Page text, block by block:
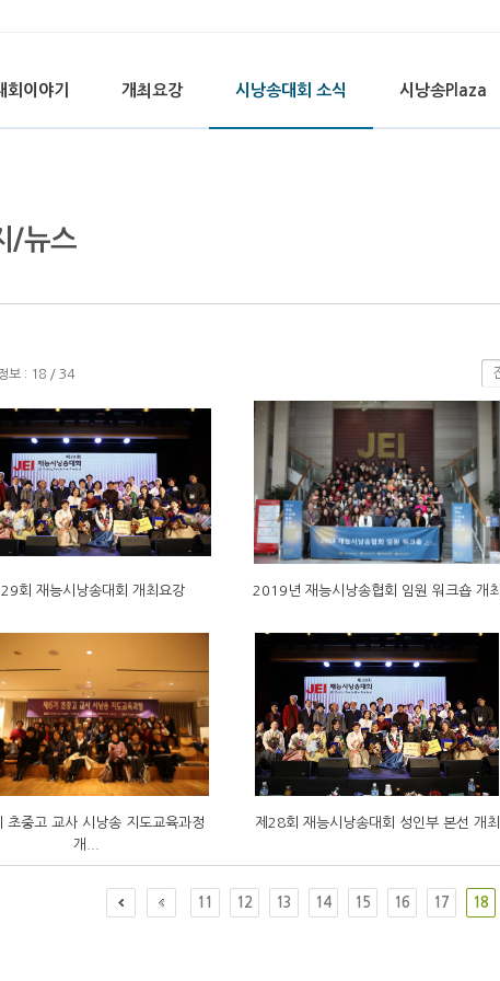
회이야기 개최요강 시낭송대회 소식 시낭송Plaza
/뉴스
보 : 18 / 34
회 재능시낭송대회 개최요강 2019년 재능시낭송협회 임원 워크숍 개최
초중고 교사 시낭송 지도교육과정
개...
제28회 재능시낭송대회 성인부 본선 개최
11 12 13 14 15 16 17 18